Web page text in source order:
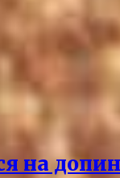
на